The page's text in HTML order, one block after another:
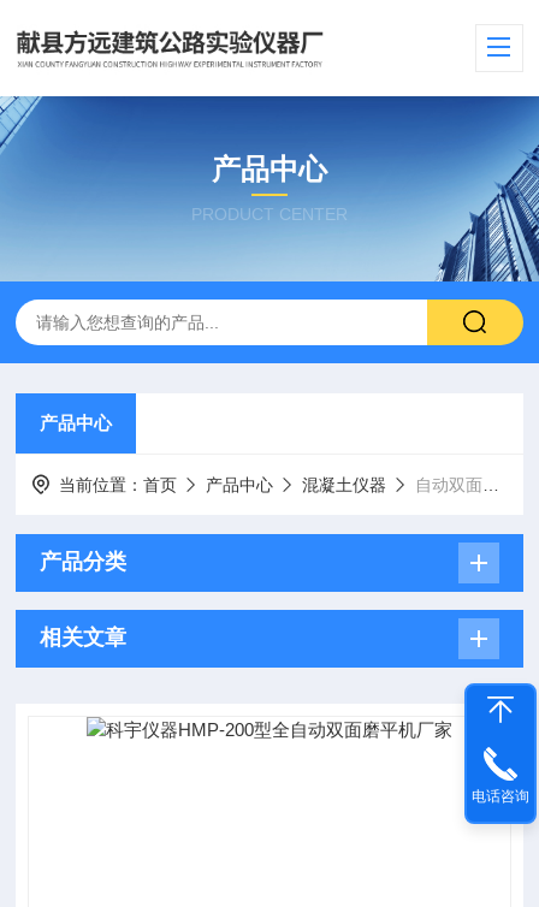
产品中心
PRODUCT CENTER
产品中心
当前位置：首页 产品中心 混凝土仪器 自动双面磨平机
产品分类
相关文章
电话咨询